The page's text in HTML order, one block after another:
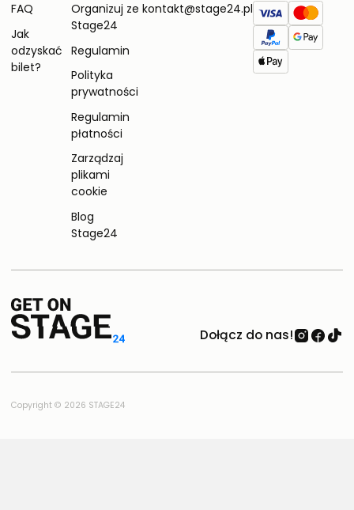
FAQ
Jak
odzyskać
bilet?
Organizuj ze
Stage24
Regulamin
Polityka
prywatności
Regulamin
płatności
Zarządzaj
plikami
cookie
Blog
Stage24
kontakt@stage24.pl
Dołącz do nas!
Copyright © 2026 STAGE24